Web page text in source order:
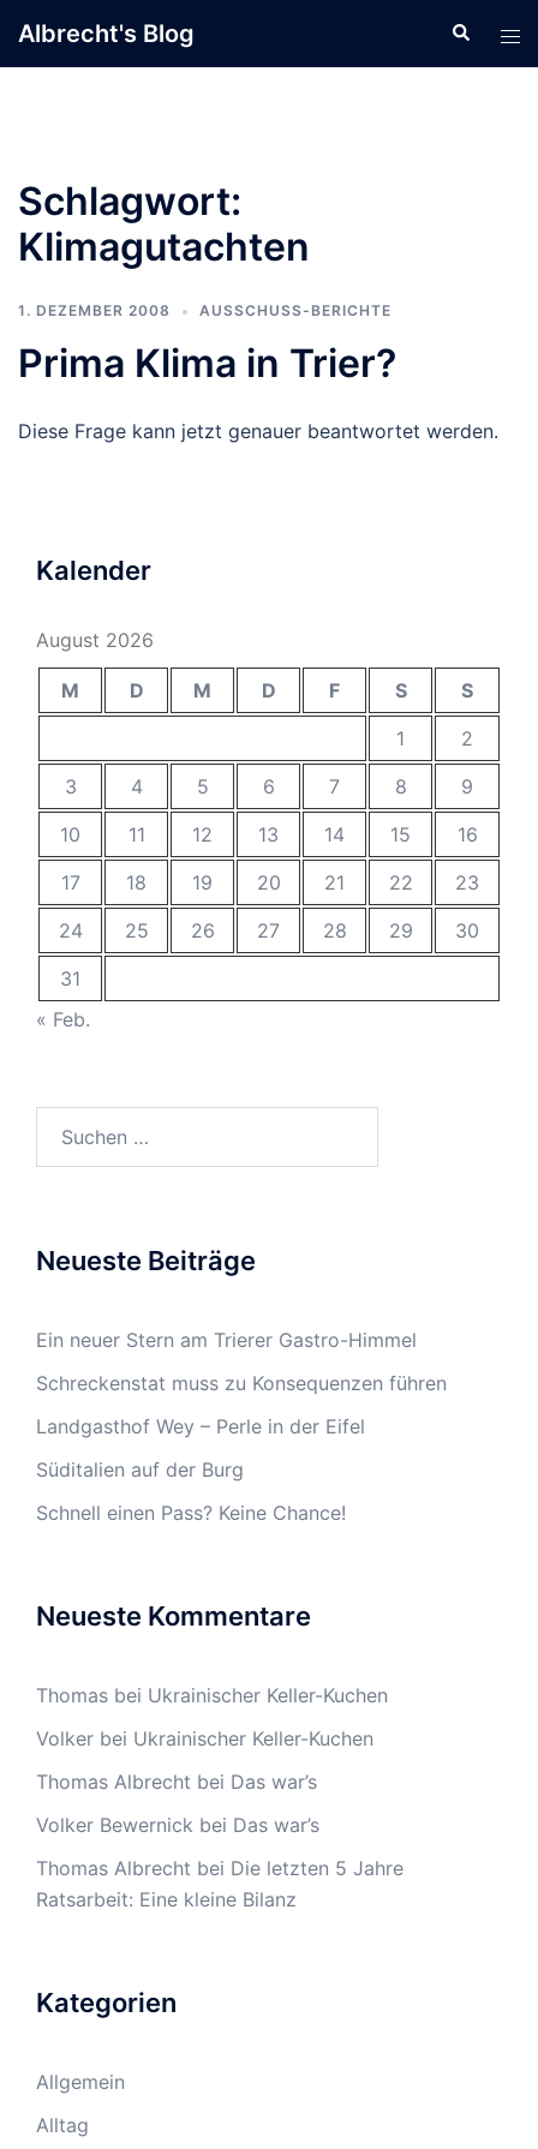
Inhalt
Albrecht's Blog Suche
Schlagwort:
Klimagutachten
1. DEZEMBER 2008 AUSSCHUSS-BERICHTE
Prima Klima in Trier?
Diese Frage kann jetzt genauer beantwortet werden.
Kalender
August 2026
M D M D F S
S
1
2
3
4 5 6 7 8
9
10
11 12 13 14 15
16
17
18 19 20 21 22
23
24
25 26 27 28 29
30
31
« Feb.
Neueste Beiträge
Ein neuer Stern am Trierer Gastro-Himmel
Schreckenstat muss zu Konsequenzen führen
Landgasthof Wey – Perle in der Eifel
Süditalien auf der Burg
Schnell einen Pass? Keine Chance!
Neueste Kommentare
Thomas bei Ukrainischer Keller-Kuchen
Volker bei Ukrainischer Keller-Kuchen
Thomas Albrecht bei Das war’s
Volker Bewernick bei Das war’s
Thomas Albrecht bei Die letzten 5 Jahre
Ratsarbeit: Eine kleine Bilanz
Kategorien
Allgemein
Alltag